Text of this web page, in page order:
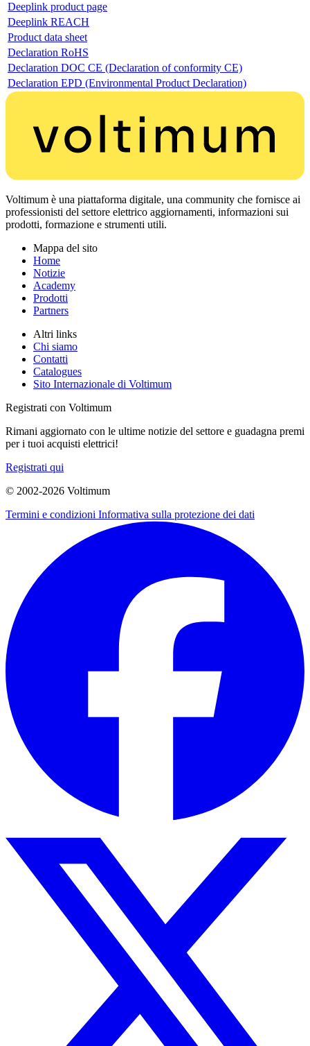
Deeplink product page
Deeplink REACH
Product data sheet
Declaration RoHS
Declaration DOC CE (Declaration of conformity CE)
Declaration EPD (Environmental Product Declaration)
Voltimum è una piattaforma digitale, una community che fornisce ai
professionisti del settore elettrico aggiornamenti, informazioni sui
prodotti, formazione e strumenti utili.
Mappa del sito
Home
Notizie
Academy
Prodotti
Partners
Altri links
Chi siamo
Contatti
Catalogues
Sito Internazionale di Voltimum
Registrati con Voltimum
Rimani aggiornato con le ultime notizie del settore e guadagna premi
per i tuoi acquisti elettrici!
Registrati qui
© 2002-2026 Voltimum
Termini e condizioni Informativa sulla protezione dei dati